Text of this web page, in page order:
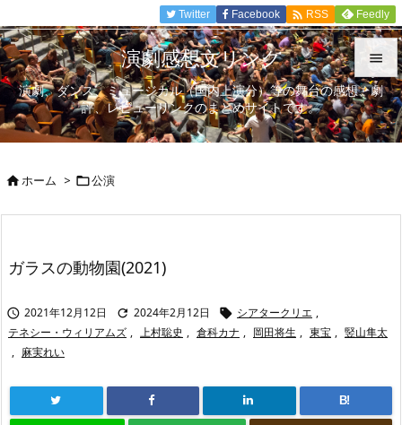


メニュ

Twitter Facebook  RSS Feedly
演劇感想文リンク
演劇、ダンス、ミュージカル（国内上演分）等の舞台の感想、劇
評、レビューリンクのまとめサイトです。
ホーム > 公演
ガラスの動物園(2021)
 2021年12月12日  2024年2月12日  シアタークリエ ,
テネシー・ウィリアムズ , 上村聡史 , 倉科カナ , 岡田将生 , 東宝 , 竪山隼太
, 麻実れい
B!